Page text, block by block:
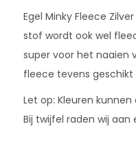
Egel Minky Fleece
stof wordt ook wel
super voor het naaien
fleece tevens geschikt
Let op: Kleuren
Bij twijfel raden wij